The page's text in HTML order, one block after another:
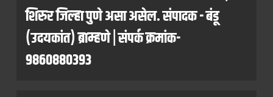
शिरुर जिल्हा पुणे असा असेल. संपादक - बंडू
(उदयकांत) ब्राम्हणे | संपर्क क्रमांक-
9860880393